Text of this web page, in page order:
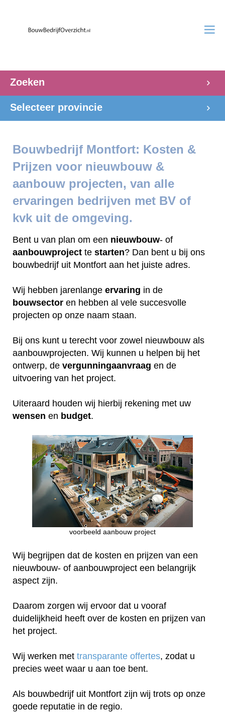
Zoeken
Selecteer provincie
Bouwbedrijf Montfort: Kosten &
Prijzen voor nieuwbouw &
aanbouw projecten, van alle
ervaringen bedrijven met BV of
kvk uit de omgeving.
Bent u van plan om een nieuwbouw- of
aanbouwproject te starten? Dan bent u bij ons
bouwbedrijf uit Montfort aan het juiste adres.
Wij hebben jarenlange ervaring in de
bouwsector en hebben al vele succesvolle
projecten op onze naam staan.
Bij ons kunt u terecht voor zowel nieuwbouw als
aanbouwprojecten. Wij kunnen u helpen bij het
ontwerp, de vergunningaanvraag en de
uitvoering van het project.
Uiteraard houden wij hierbij rekening met uw
wensen en budget.
voorbeeld aanbouw project
Wij begrijpen dat de kosten en prijzen van een
nieuwbouw- of aanbouwproject een belangrijk
aspect zijn.
Daarom zorgen wij ervoor dat u vooraf
duidelijkheid heeft over de kosten en prijzen van
het project.
Wij werken met transparante offertes, zodat u
precies weet waar u aan toe bent.
Als bouwbedrijf uit Montfort zijn wij trots op onze
goede reputatie in de regio.